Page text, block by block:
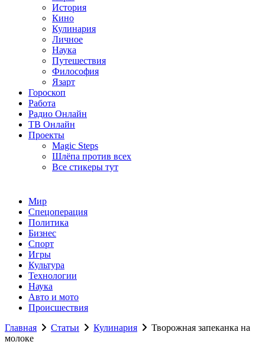
История
Кино
Кулинария
Личное
Наука
Путешествия
Философия
Язарт
Гороскоп
Работа
Радио Онлайн
ТВ Онлайн
Проекты
Magic Steps
Шлёпа против всех
Все стикеры тут
Мир
Спецоперация
Политика
Бизнес
Спорт
Игры
Культура
Технологии
Наука
Авто и мото
Происшествия
Главная
Статьи Кулинария
Творожная запеканка на
молоке